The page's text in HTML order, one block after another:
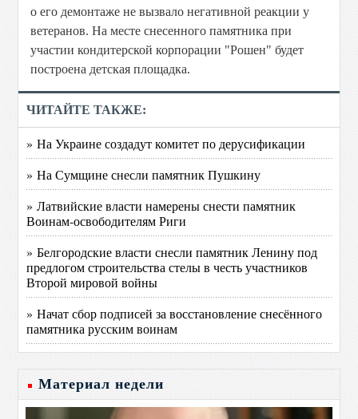
о его демонтаже не вызвало негативной реакции у
ветеранов. На месте снесенного памятника при
участии кондитерской корпорации "Рошен" будет
построена детская площадка.
ЧИТАЙТЕ ТАКЖЕ:
» На Украине создадут комитет по дерусификации
» На Сумщине снесли памятник Пушкину
» Латвийские власти намерены снести памятник
Воинам-освободителям Риги
» Белгородские власти снесли памятник Ленину под
предлогом строительства стелы в честь участников
Второй мировой войны
» Начат сбор подписей за восстановление снесённого
памятника русским воинам
Материал недели